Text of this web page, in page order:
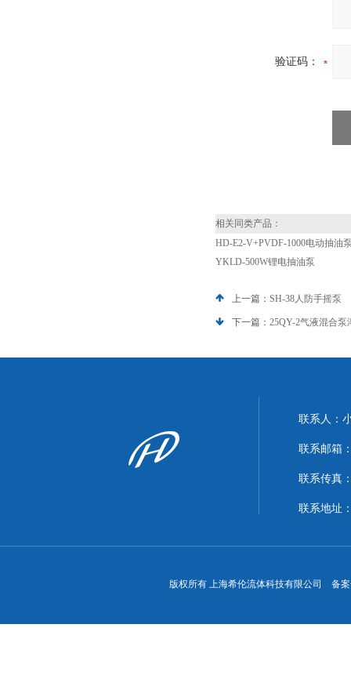
验证码：
相关同类产品：
HD-E2-V+PVDF-1000电动抽油
YKLD-500W锂电抽油泵
上一篇： SH-38人防手摇泵
下一篇： 25QY-2气液混合泵
联系人：
联系邮箱
联系传真
联系地址
版权所有 上海希伦流体科技有限公司 备